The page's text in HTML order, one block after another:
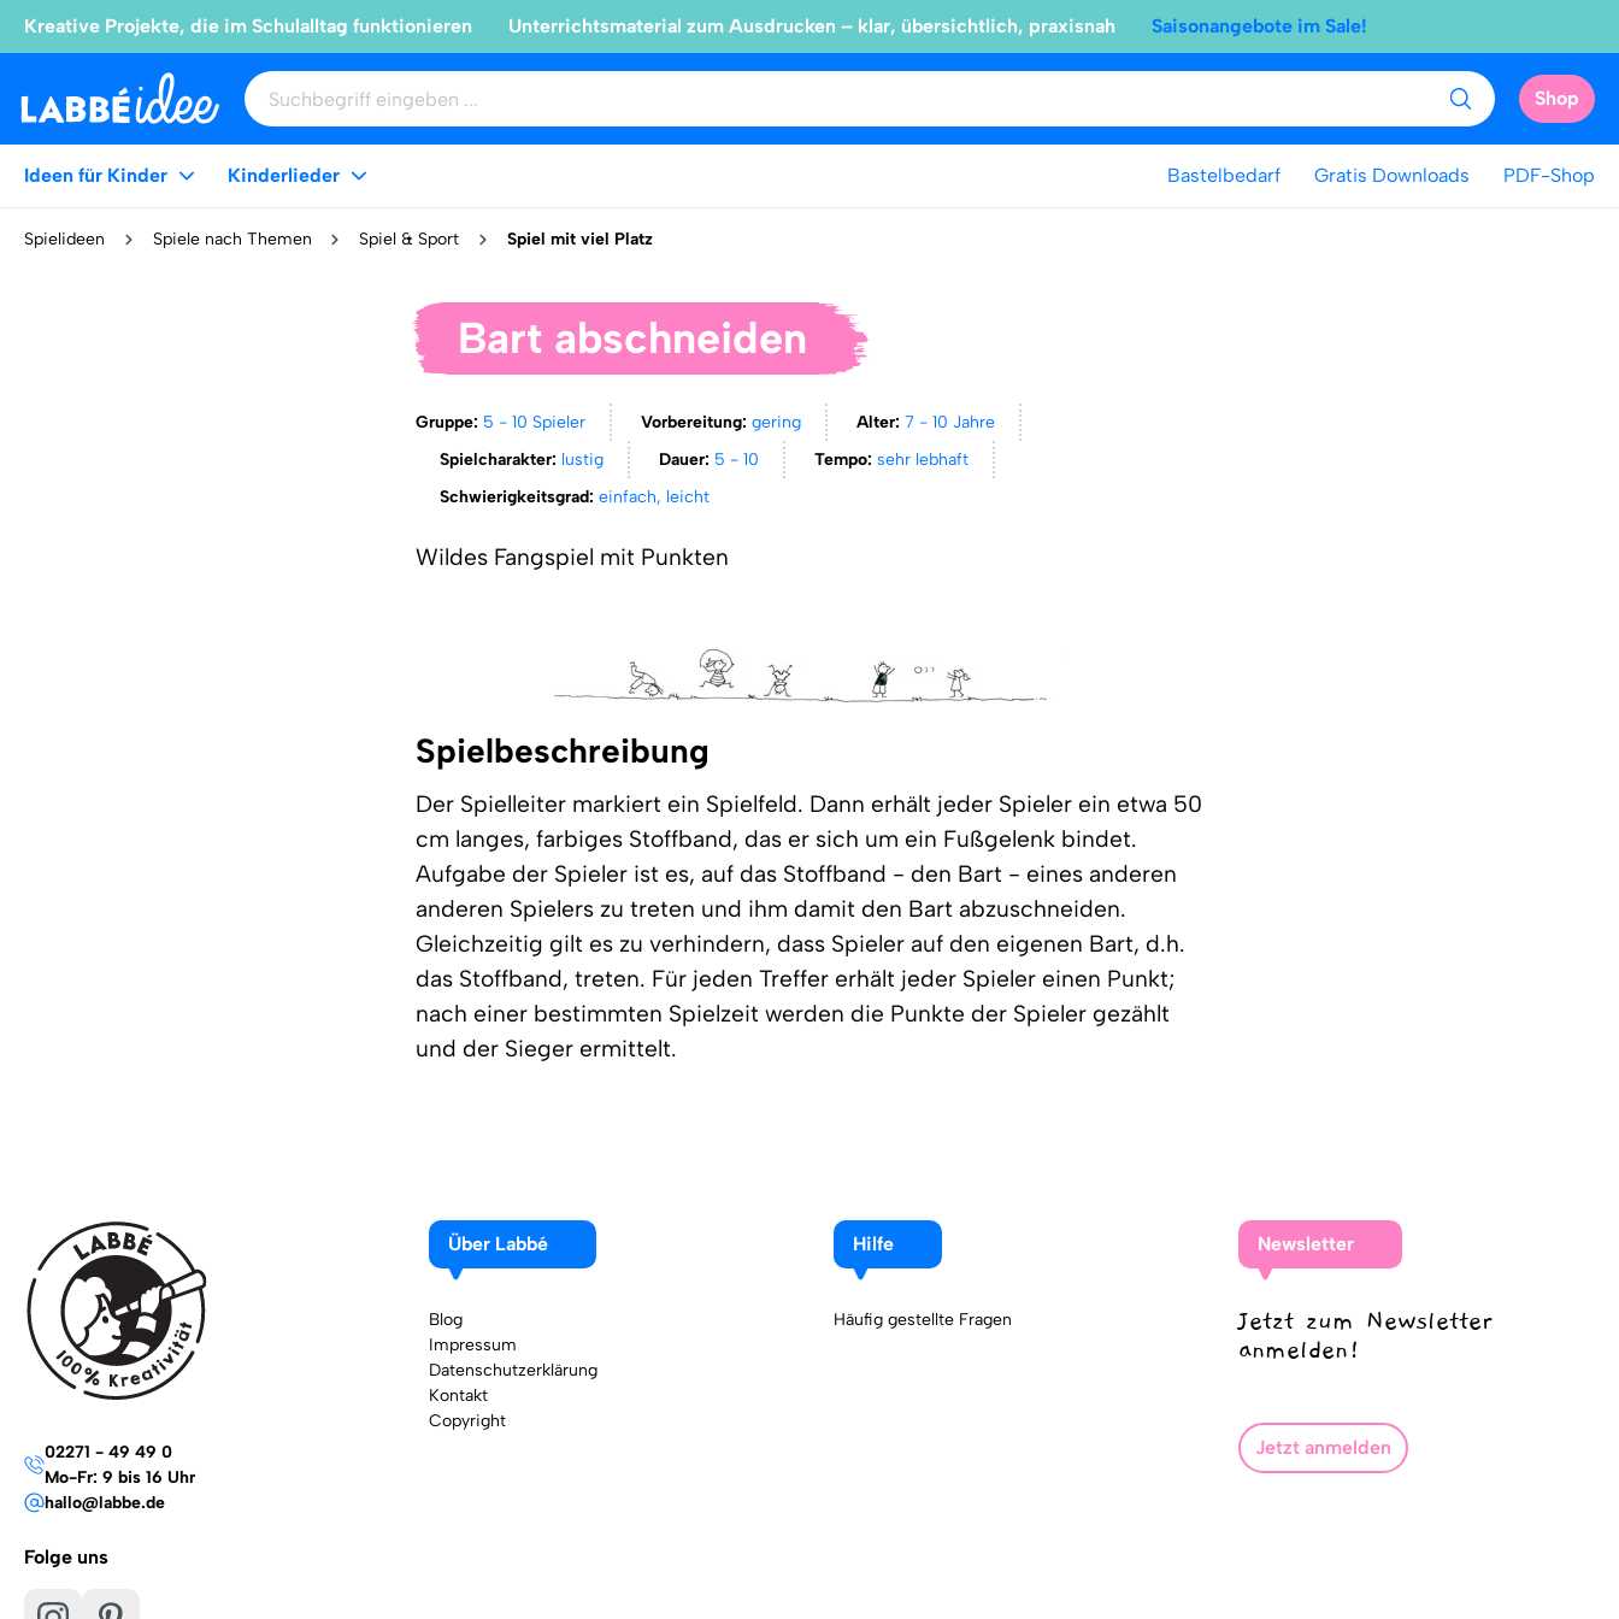
Kreative Projekte, die im Schulalltag funktionieren Unterrichtsmaterial zum Ausdrucken – klar, übersichtlich, praxisnah Saisonangebote im Sale!
Shop
Ideen für Kinder Kinderlieder Bastelbedarf Gratis Downloads PDF-Shop
Spielideen Spiele nach Themen Spiel & Sport Spiel mit viel Platz
Bart abschneiden
Gruppe: 5 - 10 Spieler Vorbereitung:gering Alter:7 - 10 Jahre
Spielcharakter: lustig Dauer: 5 - 10 Tempo:sehr lebhaft
Schwierigkeitsgrad:einfach, leicht
Wildes Fangspiel mit Punkten
Spielbeschreibung
Der Spielleiter markiert ein Spielfeld. Dann erhält jeder Spieler ein etwa 50
cm langes, farbiges Stoffband, das er sich um ein Fußgelenk bindet.
Aufgabe der Spieler ist es, auf das Stoffband - den Bart - eines anderen
anderen Spielers zu treten und ihm damit den Bart abzuschneiden.
Gleichzeitig gilt es zu verhindern, dass Spieler auf den eigenen Bart, d.h.
das Stoffband, treten. Für jeden Treffer erhält jeder Spieler einen Punkt;
nach einer bestimmten Spielzeit werden die Punkte der Spieler gezählt
und der Sieger ermittelt.
02271 - 49 49 0
Mo-Fr: 9 bis 16 Uhr
hallo@labbe.de
Folge uns
Über Labbé
Blog
Impressum
Datenschutzerklärung
Kontakt
Copyright
Hilfe
Häufig gestellte Fragen
Newsletter
Jetzt zum Newsletter
anmelden!
Jetzt anmelden